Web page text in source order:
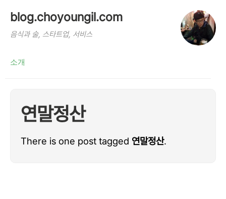
blog.choyoungil.com
음식과 술, 스타트업, 서비스
소개
연말정산
There is one post tagged 연말정산.